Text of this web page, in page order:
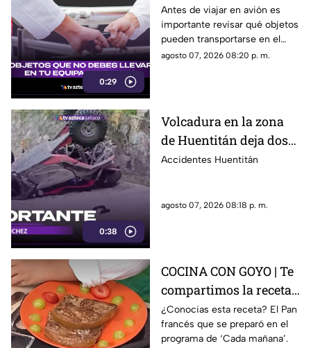
0:29
mano y podrían
quitarte en el
aeropuerto
Antes de viajar en avión es
importante revisar qué objetos
pueden transportarse en el
equipaje de mano, ya que
agosto 07, 2026 08:20 p. m.
0:38
Volcadura en la zona
de Huentitán deja dos
personas heridas
Accidentes Huentitán
agosto 07, 2026 08:18 p. m.
COCINA CON GOYO | Te
compartimos la receta
de un delicioso pan
francés
¿Conocias esta receta? El Pan
francés que se preparó en el
programa de ‘Cada mañana’.